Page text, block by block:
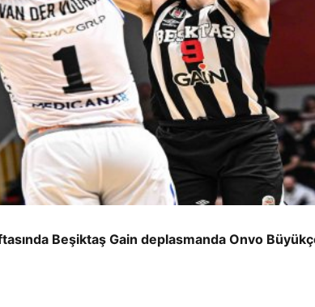
Beşiktaş Gain deplasmanda Onvo